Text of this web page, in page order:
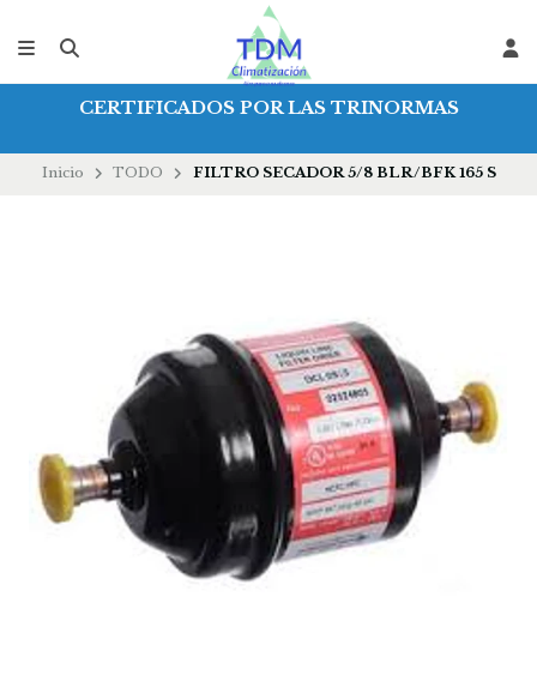
CERTIFICADOS POR LAS TRINORMAS
Inicio TODO FILTRO SECADOR 5/8 BLR/BFK 165 S